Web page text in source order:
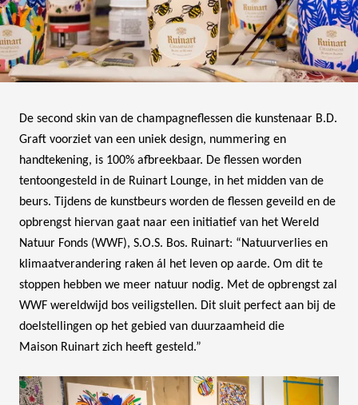
De second skin van de champagneflessen die kunstenaar B.D.
Graft voorziet van een uniek design, nummering en
handtekening, is 100% afbreekbaar. De flessen worden
tentoongesteld in de Ruinart Lounge, in het midden van de
beurs. Tijdens de kunstbeurs worden de flessen geveild en de
opbrengst hiervan gaat naar een initiatief van het Wereld
Natuur Fonds (WWF), S.O.S. Bos. Ruinart: “Natuurverlies en
klimaatverandering raken ál het leven op aarde. Om dit te
stoppen hebben we meer natuur nodig. Met de opbrengst zal
WWF wereldwijd bos veiligstellen. Dit sluit perfect aan bij de
doelstellingen op het gebied van duurzaamheid die
Maison Ruinart zich heeft gesteld.”